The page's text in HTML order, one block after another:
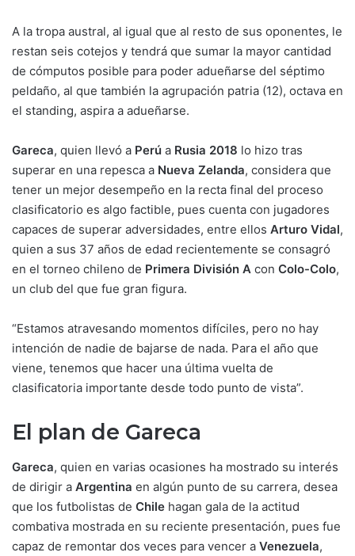
A la tropa austral, al igual que al resto de sus oponentes, le
restan seis cotejos y tendrá que sumar la mayor cantidad
de cómputos posible para poder adueñarse del séptimo
peldaño, al que también la agrupación patria (12), octava en
el standing, aspira a adueñarse.
Gareca, quien llevó a Perú a Rusia 2018 lo hizo tras
superar en una repesca a Nueva Zelanda, considera que
tener un mejor desempeño en la recta final del proceso
clasificatorio es algo factible, pues cuenta con jugadores
capaces de superar adversidades, entre ellos Arturo Vidal,
quien a sus 37 años de edad recientemente se consagró
en el torneo chileno de Primera División A con Colo-Colo,
un club del que fue gran figura.
“Estamos atravesando momentos difíciles, pero no hay
intención de nadie de bajarse de nada. Para el año que
viene, tenemos que hacer una última vuelta de
clasificatoria importante desde todo punto de vista”.
El plan de Gareca
Gareca, quien en varias ocasiones ha mostrado su interés
de dirigir a Argentina en algún punto de su carrera, desea
que los futbolistas de Chile hagan gala de la actitud
combativa mostrada en su reciente presentación, pues fue
capaz de remontar dos veces para vencer a Venezuela,